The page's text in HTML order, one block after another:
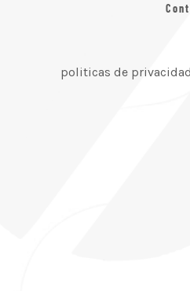
politicas de privacidad